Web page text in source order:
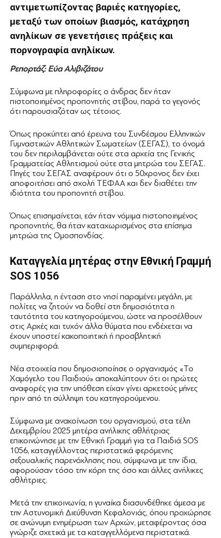
αντιμετωπίζοντας βαριές κατηγορίες,
μεταξύ των οποίων βιασμός, κατάχρηση
ανηλίκων σε γενετήσιες πράξεις και
πορνογραφία ανηλίκων.
Ρεπορτάζ: Εύα Αλιβιζάτου
Σύμφωνα με πληροφορίες ο άνδρας δεν ήταν
πιστοποιημένος προπονητής στίβου, παρά το γεγονός
ότι παρουσιαζόταν ως τέτοιος.
Όπως προκύπτει από έρευνα του Συνδέσμου Ελληνικών
Γυμναστικών Αθλητικών Σωματείων (ΣΕΓΑΣ), το όνομά
του δεν περιλαμβάνεται ούτε στα αρχεία της Γενικής
Γραμματείας Αθλητισμού ούτε στα μητρώα του ΣΕΓΑΣ.
Πηγές του ΣΕΓΑΣ αναφέρουν ότι ο 50χρονος δεν έχει
αποφοιτήσει από σχολή ΤΕΦΑΑ και δεν διαθέτει την
ιδιότητα του προπονητή στίβου.
Όπως επισημαίνεται, εάν ήταν νόμιμα πιστοποιημένος
προπονητής, θα ήταν καταχωρισμένος στα επίσημα
μητρώα της Ομοσπονδίας.
Καταγγελία μητέρας στην Εθνική Γραμμή
SOS 1056
Παράλληλα, η ένταση στο νησί παραμένει μεγάλη, με
πολίτες να ζητούν να δοθεί στη δημοσιότητα η
ταυτότητα του κατηγορούμενου, ώστε να προσέλθουν
στις Αρχές και τυχόν άλλα θύματα που ενδέχεται να
έχουν υποστεί κακοποιητική ή προσβλητική
συμπεριφορά.
Νέα στοιχεία που δημοσιοποίησε ο οργανισμός «Το
Χαμόγελο του Παιδιού» αποκαλύπτουν ότι οι πρώτες
αναφορές για την υπόθεση είχαν γίνει αρκετούς μήνες
πριν από τη σύλληψη του κατηγορούμενου.
Σύμφωνα με ανακοίνωση του οργανισμού, στα τέλη
Δεκεμβρίου 2025 μητέρα ανήλικης αθλήτριας
επικοινώνησε με την Εθνική Γραμμή για τα Παιδιά SOS
1056, καταγγέλλοντας περιστατικά φερόμενης
σεξουαλικής παρενόχλησης που, σύμφωνα με την ίδια,
αφορούσαν τόσο την κόρη της όσο και άλλες ανήλικες
αθλήτριες.
Μετά την επικοινωνία, η γυναίκα διασυνδέθηκε άμεσα με
την Αστυνομική Διεύθυνση Κεφαλονιάς, όπου προχώρησε
σε ανώνυμη ενημέρωση των Αρχών, μεταφέροντας όσα
γνώριζε σχετικά με τα καταγγελλόμενα περιστατικά.